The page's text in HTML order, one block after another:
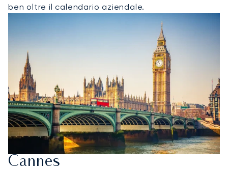
ben oltre il calendario aziendale.
Noleggia Un Jet Privato Per
Cannes